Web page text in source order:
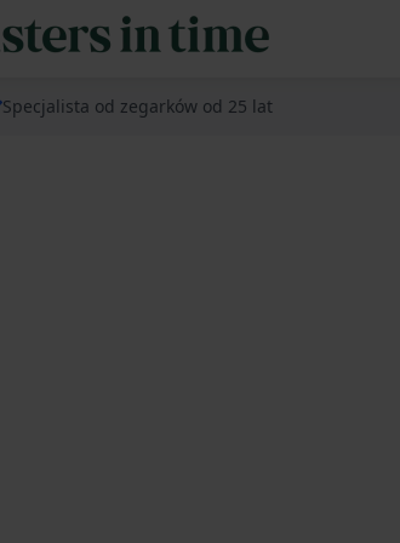
Specjalista od zegarków od 25 lat